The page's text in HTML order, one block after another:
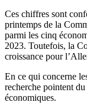
Ces chiffres sont
printemps de la
parmi les cinq
2023. Toutefois, la
croissance pour
En ce qui concerne
recherche pointent
économiques.